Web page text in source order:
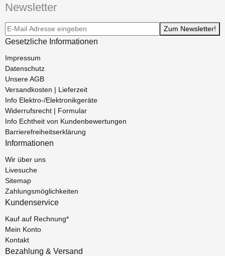
Newsletter
Newsletter-Registrierung Zum Newsletter!
Gesetzliche Informationen
Impressum
Datenschutz
Unsere AGB
Versandkosten | Lieferzeit
Info Elektro-/Elektronikgeräte
Widerrufsrecht | Formular
Info Echtheit von Kundenbewertungen
Barrierefreiheitserklärung
Informationen
Wir über uns
Livesuche
Sitemap
Zahlungsmöglichkeiten
Kundenservice
Kauf auf Rechnung*
Mein Konto
Kontakt
Bezahlung & Versand